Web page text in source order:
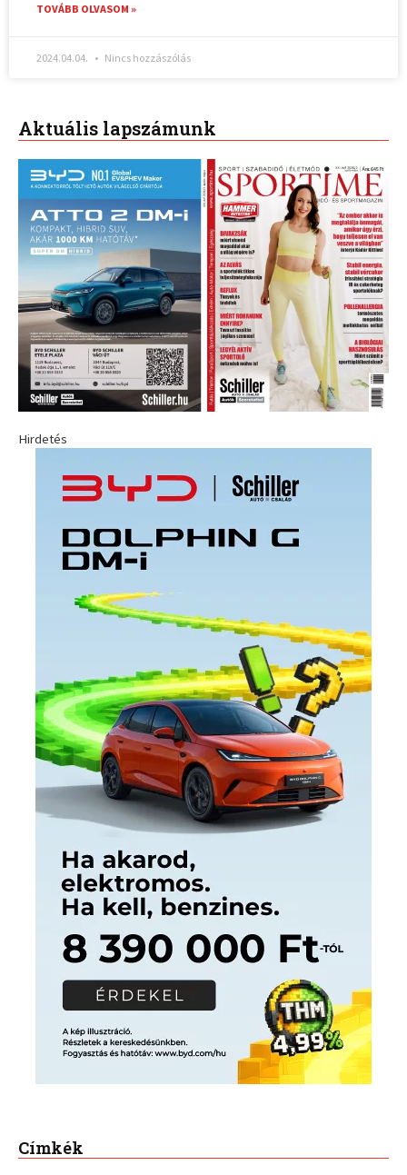
TOVÁBB OLVASOM »
2024.04.04. Nincs hozzászólás
Aktuális lapszámunk
Hirdetés
Címkék